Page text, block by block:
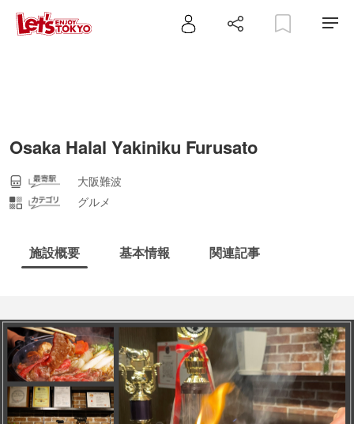
Osaka Halal Yakiniku Furusato
大阪難波
グルメ
施設概要 基本情報 関連記事